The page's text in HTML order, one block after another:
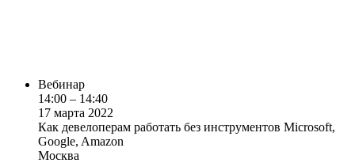
Вебинар
14:00 – 14:40
17 марта 2022
Как девелоперам работать без инструментов Microsoft,
Google, Amazon
Москва